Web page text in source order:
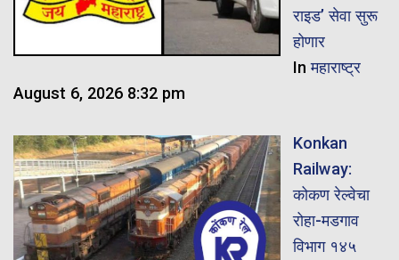
राइड’ सेवा सुरू
होणार
Inमहाराष्ट्र
August 6, 2026 8:32 pm
Konkan
Railway:
कोकण रेल्वेचा
रोहा-मडगाव
विभाग १४५